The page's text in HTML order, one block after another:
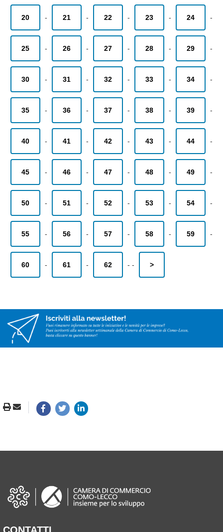
20 - 21 - 22 - 23 - 24 -
25 - 26 - 27 - 28 - 29 -
30 - 31 - 32 - 33 - 34 -
35 - 36 - 37 - 38 - 39 -
40 - 41 - 42 - 43 - 44 -
45 - 46 - 47 - 48 - 49 -
50 - 51 - 52 - 53 - 54 -
55 - 56 - 57 - 58 - 59 -
60 - 61 - 62 - - >